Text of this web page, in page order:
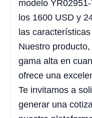
modelo
los 1600 USD y
las
Nuestro
gama alta en
ofrece una
Te invitamos a
generar una